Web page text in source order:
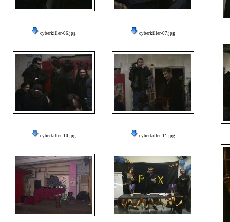
cyberkiller-06.jpg cyberkiller-07.jpg
cyberkiller-10.jpg cyberkiller-11.jpg